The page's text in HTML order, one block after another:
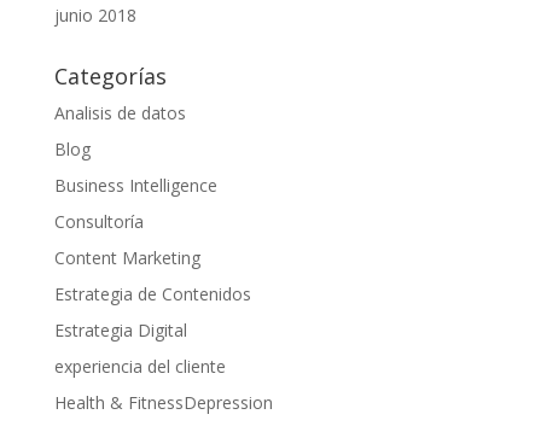
junio 2018
Categorías
Analisis de datos
Blog
Business Intelligence
Consultoría
Content Marketing
Estrategia de Contenidos
Estrategia Digital
experiencia del cliente
Health & FitnessDepression